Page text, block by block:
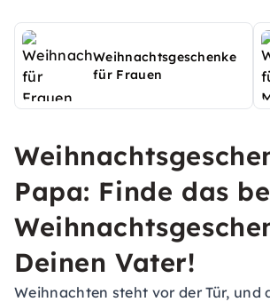
Weihnachtsgeschenke
für Frauen
Papa: Finde das
Deinen Vater!
Weihnachten steht vor der Tür, und